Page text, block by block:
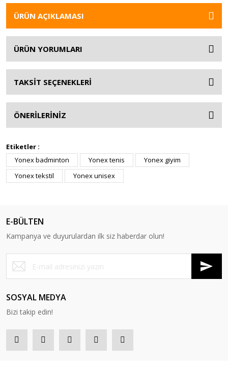
ÜRÜN AÇIKLAMASI
ÜRÜN YORUMLARI
TAKSİT SEÇENEKLERİ
ÖNERİLERİNİZ
Etiketler :
Yonex badminton
Yonex tenis
Yonex giyim
Yonex tekstil
Yonex unisex
E-BÜLTEN
Kampanya ve duyurulardan ilk siz haberdar olun!
SOSYAL MEDYA
Bizi takip edin!